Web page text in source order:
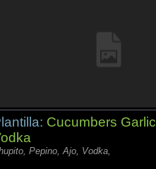
Cucumbers Garlic
Pepino, Ajo, Vodka,